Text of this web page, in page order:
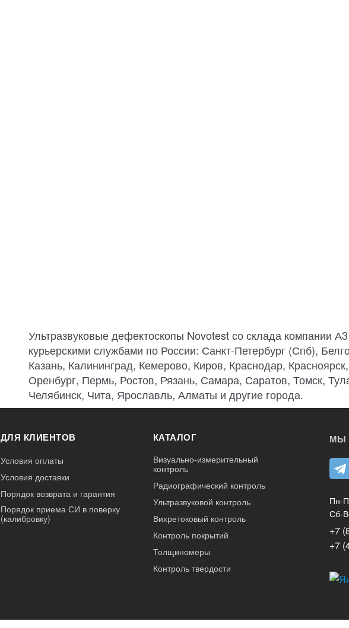
Ультразвуковые дефектоскопы Novotest со склада компании
курьерскими службами по России: Санкт-Петербург (Спб),
Казань, Калининград, Кемерово, Киров, Краснодар,
Оренбург, Пермь, Ростов, Рязань, Самара, Саратов, Томск,
Челябинск, Чита, Ярославль, Алматы и другие города.
ДЛЯ КЛИЕНТОВ
Условия оплаты
Условия доставки
Порядок возврата и гарантия
Порядок приема СИ в поверку
(калибровку)
КАТАЛОГ
Визуально-измерительный
контроль
Радиографический контроль
Ультразвуковой контроль
Вихретоковый контроль
Контроль покрытий
Толщиномеры
Контроль твердости
МЫ
Пн-
Сб-
+7
+7